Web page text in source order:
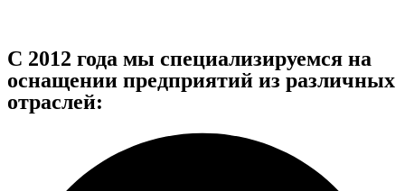
С 2012 года мы специализируемся на
оснащении предприятий из различных
отраслей: